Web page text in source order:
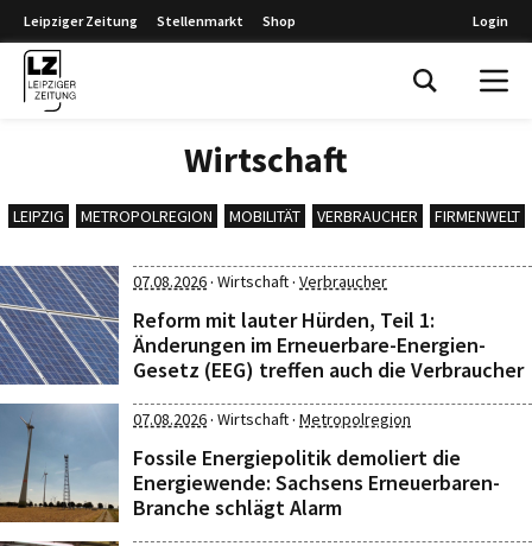
Leipziger Zeitung Stellenmarkt Shop Login
Wirtschaft
LEIPZIG METROPOLREGION MOBILITÄT VERBRAUCHER FIRMENWELT
07.08.2026· Wirtschaft· Verbraucher
Reform mit lauter Hürden, Teil 1:
Änderungen im Erneuerbare-Energien-
Gesetz (EEG) treffen auch die Verbraucher
07.08.2026· Wirtschaft· Metropolregion
Fossile Energiepolitik demoliert die
Energiewende: Sachsens Erneuerbaren-
Branche schlägt Alarm